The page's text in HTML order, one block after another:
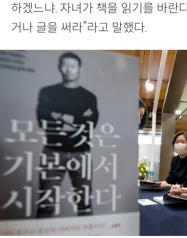
하겠느냐. 자녀가 책을 읽기를 바란
거나 글을 써라”라고 말했다.